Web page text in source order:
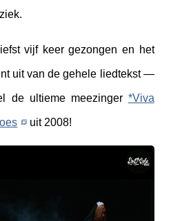
vijf keer gezongen en het
uit van de gehele liedtekst —
de ultieme meezinger *Viva
uit 2008!